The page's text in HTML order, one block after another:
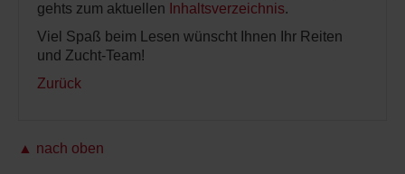
gehts zum aktuellen Inhaltsverzeichnis.
Viel Spaß beim Lesen wünscht Ihnen Ihr Reiten
und Zucht-Team!
Zurück
▲ nach oben